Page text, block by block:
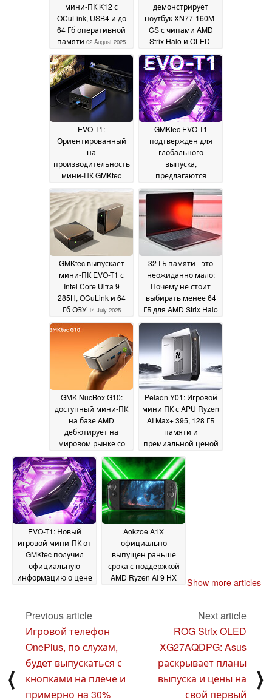
мини-ПК K12 с
OCuLink, USB4 и до
64 Гб оперативной
памяти 02 August 2025
демонстрирует
ноутбук XN77-160M-
CS с чипами AMD
Strix Halo и OLED-
20 July 2025
EVO-T1:
Ориентированный
на
производительность
мини-ПК GMKtec
рынок со скидками
July 2025
GMKtec EVO-T1
подтвержден для
глобального
выпуска,
предлагаются
старте продаж17 July
GMKtec выпускает
мини-ПК EVO-T1 с
Intel Core Ultra 9
285H, OCuLink и 64
Гб ОЗУ 14 July 2025
32 ГБ памяти - это
неожиданно мало:
Почему не стоит
выбирать менее 64
ГБ для AMD Strix Halo
08 July 2025
GMK NucBox G10:
доступный мини-ПК
на базе AMD
дебютирует на
мировом рынке со
скидками23 June 2025
Peladn Y01: Игровой
мини ПК с APU Ryzen
AI Max+ 395, 128 ГБ
памяти и
премиальной ценой
22 June 2025
EVO-T1: Новый
игровой мини-ПК от
GMKtec получил
официальную
информацию о цене
Aokzoe A1X
официально
выпущен раньше
срока с поддержкой
AMD Ryzen AI 9 HX
Show more articles
⟨
Previous article
Игровой телефон
OnePlus, по слухам,
будет выпускаться с
кнопками на плече и
примерно на 30%
Next article
ROG Strix OLED
XG27AQDPG: Asus
раскрывает планы
выпуска и цены на
свой первый
⟩